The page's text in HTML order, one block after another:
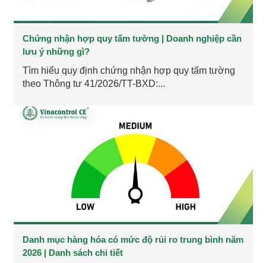
Chứng nhận hợp quy tấm tường | Doanh nghiệp cần
lưu ý những gì?
Tìm hiểu quy định chứng nhận hợp quy tấm tường
theo Thông tư 41/2026/TT-BXD:...
Danh mục hàng hóa có mức độ rủi ro trung bình năm
2026 | Danh sách chi tiết